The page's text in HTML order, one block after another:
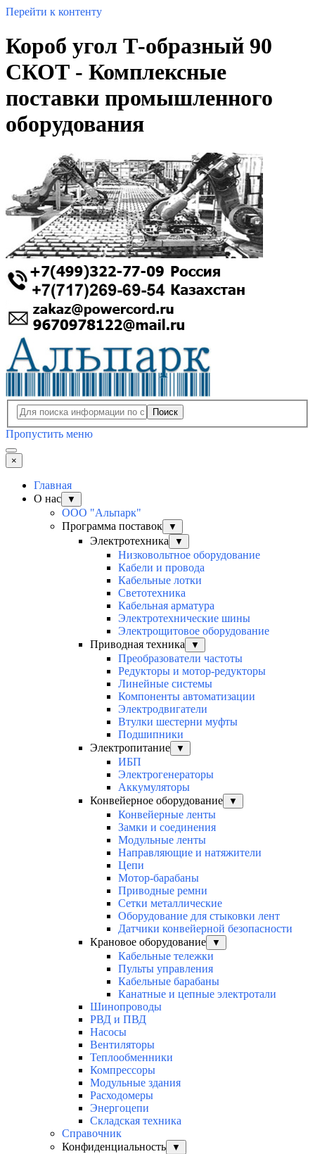
Перейти к контенту
Короб угол Т-образный 90
СКОТ - Комплексные
поставки промышленного
оборудования
Поиск
Пропустить меню
×
Главная
О нас
▼
ООО "Альпарк"
Программа поставок
▼
Электротехника ▼
Низковольтное оборудование
Кабели и провода
Кабельные лотки
Светотехника
Кабельная арматура
Электротехнические шины
Электрощитовое оборудование
Приводная техника
▼
Преобразователи частоты
Редукторы и мотор-редукторы
Линейные системы
Компоненты автоматизации
Электродвигатели
Втулки шестерни муфты
Подшипники
Электропитание
▼
ИБП
Электрогенераторы
Аккумуляторы
Конвейерное оборудование
▼
Конвейерные ленты
Замки и соединения
Модульные ленты
Направляющие и натяжители
Цепи
Мотор-барабаны
Приводные ремни
Сетки металлические
Оборудование для стыковки лент
Датчики конвейерной безопасности
Крановое оборудование
▼
Кабельные тележки
Пульты управления
Кабельные барабаны
Канатные и цепные электротали
Шинопроводы
РВД и ПВД
Насосы
Вентиляторы
Теплообменники
Компрессоры
Модульные здания
Расходомеры
Энергоцепи
Складская техника
Справочник
Конфиденциальность
▼